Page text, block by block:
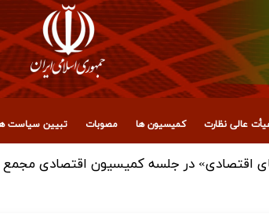
عالی نظارت کمیسیون ها مصوبات تبیین سیاست
اقتصادی» در جلسه کمیسیون اقتصادی مجمع